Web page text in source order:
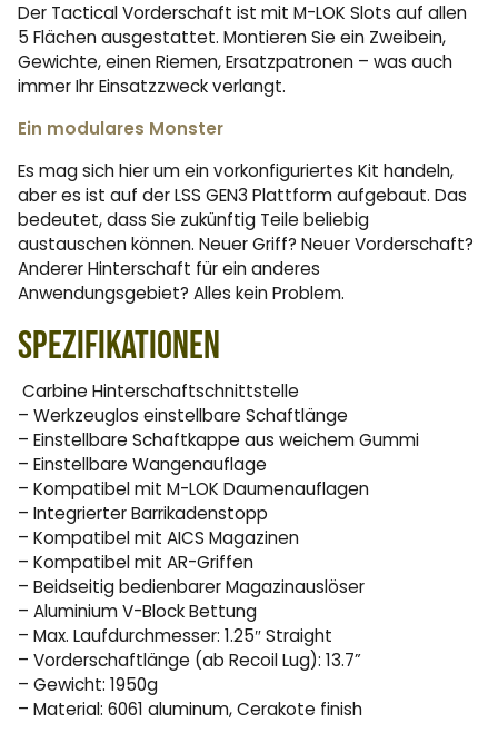
Der Tactical Vorderschaft ist mit M-LOK Slots auf allen
5 Flächen ausgestattet. Montieren Sie ein Zweibein,
Gewichte, einen Riemen, Ersatzpatronen – was auch
immer Ihr Einsatzzweck verlangt.
Ein modulares Monster
Es mag sich hier um ein vorkonfiguriertes Kit handeln,
aber es ist auf der LSS GEN3 Plattform aufgebaut. Das
bedeutet, dass Sie zukünftig Teile beliebig
austauschen können. Neuer Griff? Neuer Vorderschaft?
Anderer Hinterschaft für ein anderes
Anwendungsgebiet? Alles kein Problem.
Spezifikationen
Carbine Hinterschaftschnittstelle
– Werkzeuglos einstellbare Schaftlänge
– Einstellbare Schaftkappe aus weichem Gummi
– Einstellbare Wangenauflage
– Kompatibel mit M-LOK Daumenauflagen
– Integrierter Barrikadenstopp
– Kompatibel mit AICS Magazinen
– Kompatibel mit AR-Griffen
– Beidseitig bedienbarer Magazinauslöser
– Aluminium V-Block Bettung
– Max. Laufdurchmesser: 1.25″ Straight
– Vorderschaftlänge (ab Recoil Lug): 13.7”
– Gewicht: 1950g
– Material: 6061 aluminum, Cerakote finish